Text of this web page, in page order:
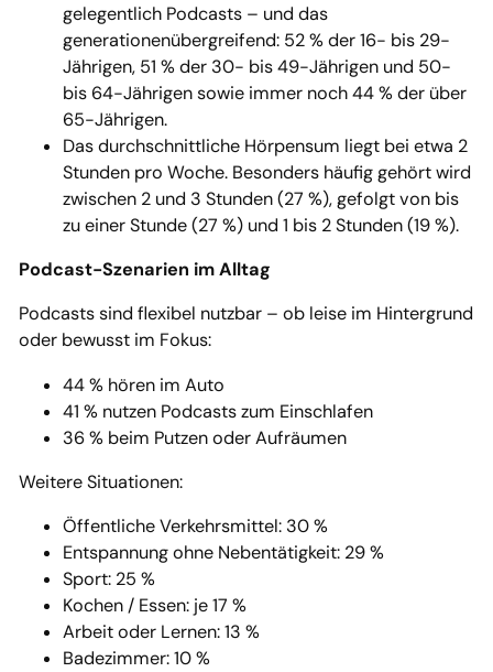
gelegentlich Podcasts – und das
generationenübergreifend: 52 % der 16- bis 29-
Jährigen, 51 % der 30- bis 49-Jährigen und 50-
bis 64-Jährigen sowie immer noch 44 % der über
65-Jährigen.
Das durchschnittliche Hörpensum liegt bei etwa 2
Stunden pro Woche. Besonders häufig gehört wird
zwischen 2 und 3 Stunden (27 %), gefolgt von bis
zu einer Stunde (27 %) und 1 bis 2 Stunden (19 %).
Podcast-Szenarien im Alltag
Podcasts sind flexibel nutzbar – ob leise im Hintergrund
oder bewusst im Fokus:
44 % hören im Auto
41 % nutzen Podcasts zum Einschlafen
36 % beim Putzen oder Aufräumen
Weitere Situationen:
Öffentliche Verkehrsmittel: 30 %
Entspannung ohne Nebentätigkeit: 29 %
Sport: 25 %
Kochen / Essen: je 17 %
Arbeit oder Lernen: 13 %
Badezimmer: 10 %